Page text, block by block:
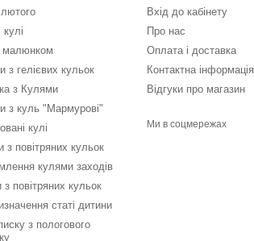
кулі
малюнком
з гелієвих кульок
з Кулями
з куль "Мармурові"
кулі
з повітряних кульок
кулями заходів
з повітряних кульок
статі дитини
з пологового
Вхід до кабінету
Про нас
Оплата і доставка
Контактна інформація
Відгуки про магазин
Ми в соцмережах